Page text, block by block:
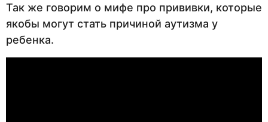
Так же говорим о мифе про прививки, которые
якобы могут стать причиной аутизма у
ребенка.